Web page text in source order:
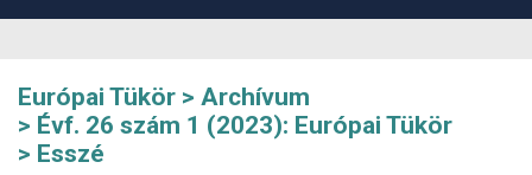
Európai Tükör
Archívum
Évf. 26 szám 1 (2023): Európai Tükör
Esszé